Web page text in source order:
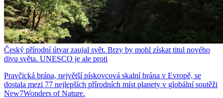
Český přírodní útvar zaujal svět. Brzy by mohl získat titul nového
divu světa. UNESCO je ale proti
Pravčická brána, největší pískovcová skalní brána v Evropě, se
dostala mezi 77 nejlepších přírodních míst planety v globální soutěži
New7Wonders of Nature.